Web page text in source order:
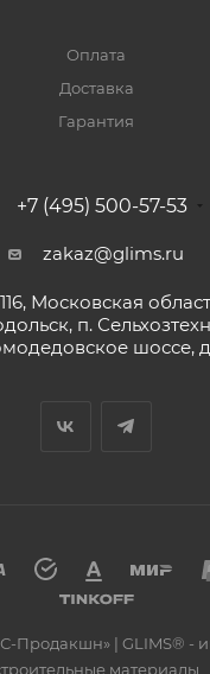
Оплата
Доставка
Гарантия
+7 (495) 500-57-53
zakaz@glims.ru
Московская
п.
шоссе,
Продакшн» | GLIMS® -
материалы